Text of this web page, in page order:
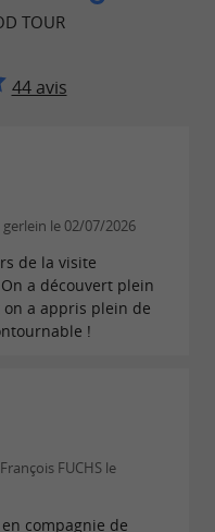
TOUR
44 avis
le 02/07/2026
de la visite
a découvert plein
on a appris plein de
!
FUCHS le
compagnie de